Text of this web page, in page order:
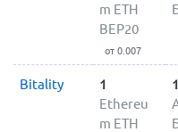
m ETH
BEP20
от 0.007
Bitality
1
Ethereu
m ETH